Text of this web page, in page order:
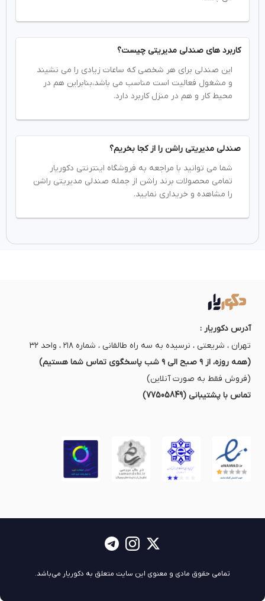
کاربرد های صندلی مدیریتی چیست؟
این صندلی برای هر شخصی که ساعات زیادی را می نشیند
و مشغول فعالیت است مناسب می باشد،بنابراین هم در
محیط کار و هم در منزل کاربرد دارد.
صندلی مدیریتی راشن را از کجا بخریم؟
شما می توانید با مراجعه به فروشگاه اینترنتی دکوریار
تمامی محصولات برند راشن از جمله صندلی مدیریتی راشن
را مشاهده و خریداری نمایید.
آدرس دکوریار :
تهران ، شریعتی ، نرسیده به سه راه طالقانی ، شماره ۲۱۸ ، واحد ۳۲
(همه روزه، از ۹ صبح الی ۹ شب پاسخگوی تماس شما هستیم)
(فروش فقط به صورت آنلاین)
تماس با پشتیبانی (77505849)
تمامی حقوق مادی و معنوی این سایت متعلق به دکوریار می‌باشد.